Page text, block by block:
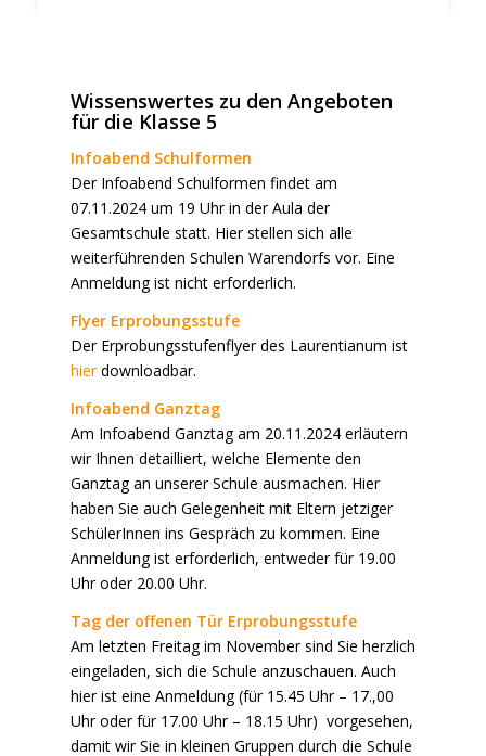
Wissenswertes zu den Angeboten
für die Klasse 5
Infoabend Schulformen
Der Infoabend Schulformen findet am
07.11.2024 um 19 Uhr in der Aula der
Gesamtschule statt. Hier stellen sich alle
weiterführenden Schulen Warendorfs vor. Eine
Anmeldung ist nicht erforderlich.
Flyer Erprobungsstufe
Der Erprobungsstufenflyer des Laurentianum ist
hierdownloadbar.
Infoabend Ganztag
Am Infoabend Ganztag am 20.11.2024 erläutern
wir Ihnen detailliert, welche Elemente den
Ganztag an unserer Schule ausmachen. Hier
haben Sie auch Gelegenheit mit Eltern jetziger
SchülerInnen ins Gespräch zu kommen. Eine
Anmeldung ist erforderlich, entweder für 19.00
Uhr oder 20.00 Uhr.
Tag der offenen Tür Erprobungsstufe
Am letzten Freitag im November sind Sie herzlich
eingeladen, sich die Schule anzuschauen. Auch
hier ist eine Anmeldung (für 15.45 Uhr – 17.,00
Uhr oder für 17.00 Uhr – 18.15 Uhr) vorgesehen,
damit wir Sie in kleinen Gruppen durch die Schule